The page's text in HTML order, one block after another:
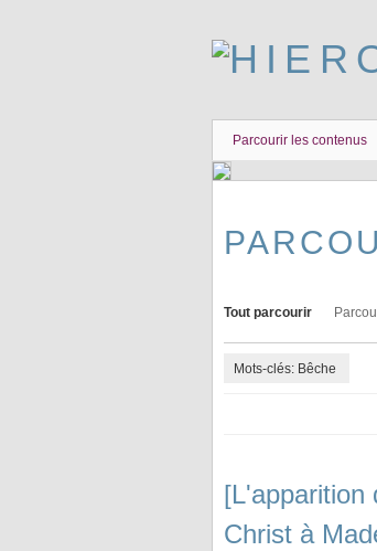
Parcourir les contenus
Tout parcourir
Mots-clés: Bêche
[L'apparition
Christ à